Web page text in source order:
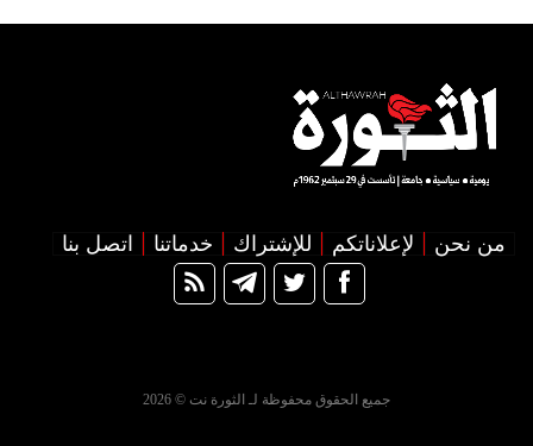
من نحن لإعلاناتكم للإشتراك خدماتنا اتصل بنا
جميع الحقوق محفوظة لـ الثورة نت © 2026